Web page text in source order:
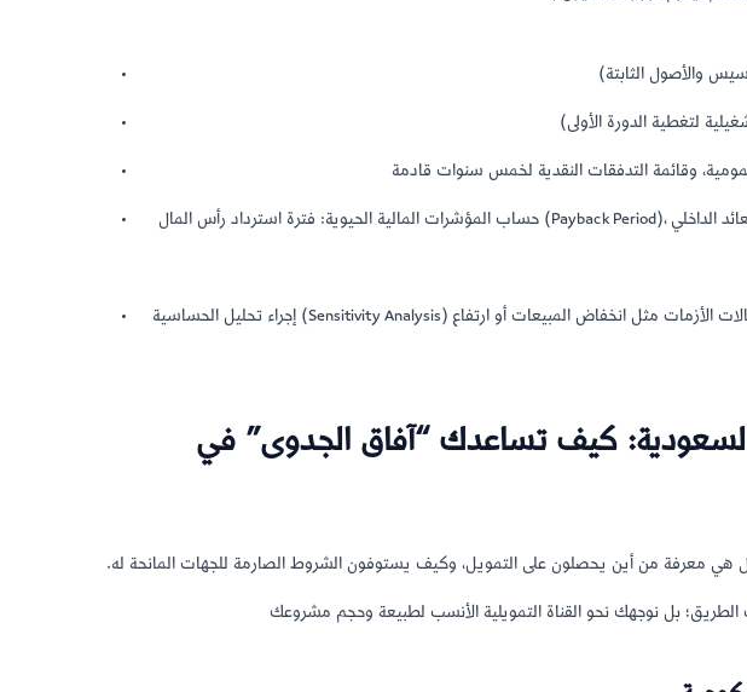
حساب المؤشرات المالية الحيوية: فترة استرداد رأس المال (Payback Period)، معدل العائد الداخلي (IRR)، ونقطة التعادل (Break-
إجراء تحليل الحساسية (Sensitivity Analysis) لاختبار قدرة المشروع على الصمود في حالات الأزمات مثل انخفاض المبيعات أو ارتفاع
السعودية: كيف تساعدك “آفاق الجدوى” في
هي معرفة من أين يحصلون على التمويل، وكيف يستوفون الشروط الصارمة للجهات المانحة له.